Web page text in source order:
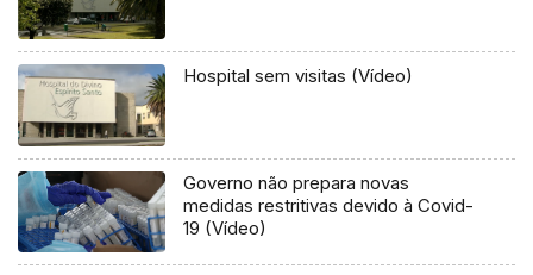
Hospital sem visitas (Vídeo)
Governo não prepara novas
medidas restritivas devido à Covid-
19 (Vídeo)